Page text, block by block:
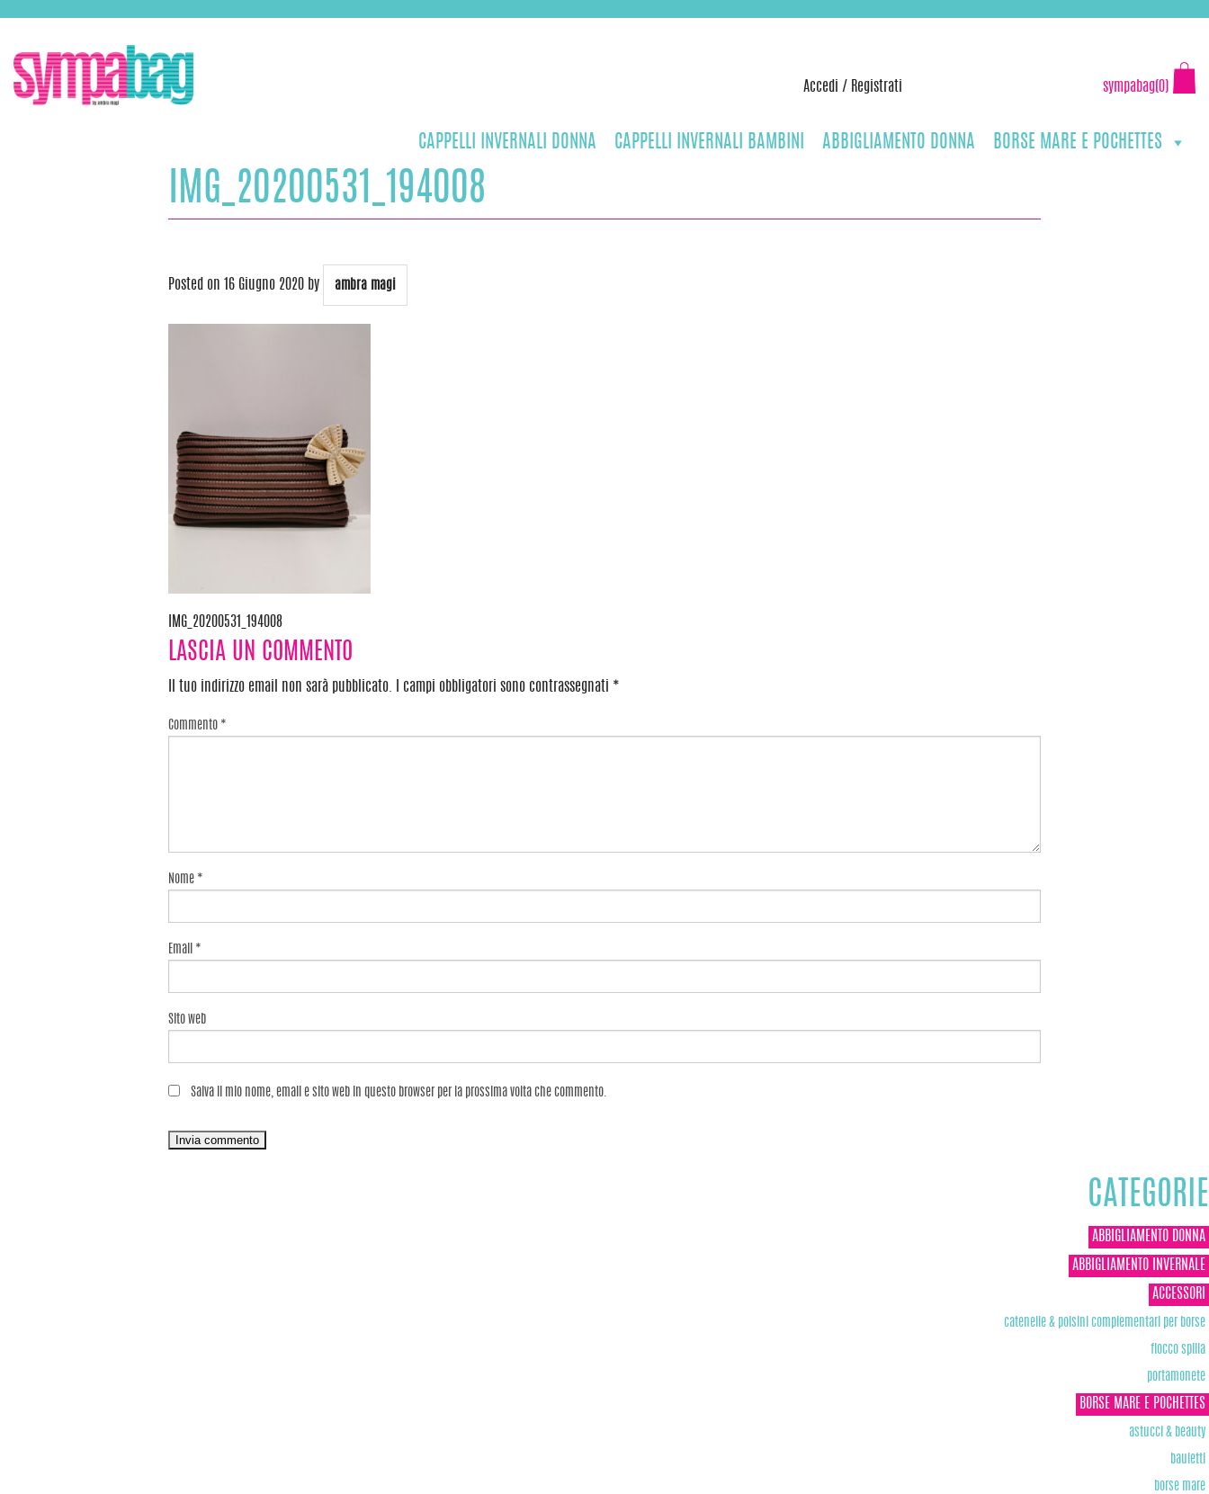
content
Accedi / Registrati sympabag(0)
CAPPELLI INVERNALI DONNA CAPPELLI INVERNALI BAMBINI ABBIGLIAMENTO DONNA BORSE MARE E POCHETTES
IMG_20200531_194008
Posted on 16 Giugno 2020 by ambra magi
Navigazione
articoli
IMG_20200531_194008
LASCIA UN COMMENTO
Il tuo indirizzo email non sarà pubblicato. I campi obbligatori sono contrassegnati *
Commento *
Nome *
Email *
Sito web
Salva il mio nome, email e sito web in questo browser per la prossima volta che commento.
CATEGORIE
ABBIGLIAMENTO DONNA
ABBIGLIAMENTO INVERNALE
ACCESSORI
catenelle & polsini complementari per borse
fiocco spilla
portamonete
BORSE MARE E POCHETTES
astucci & beauty
bauletti
borse mare